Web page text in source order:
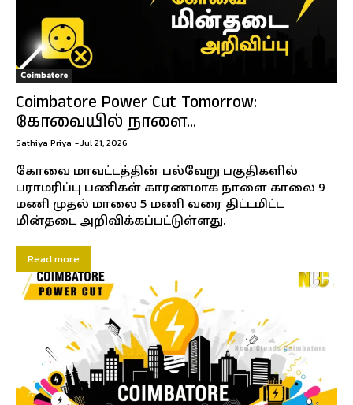
Coimbatore
Coimbatore Power Cut Tomorrow:
கோவையில் நாளை...
Sathiya Priya -Jul 21, 2026
கோவை மாவட்டத்தின் பல்வேறு பகுதிகளில்
பராமரிப்பு பணிகள் காரணமாக நாளை காலை 9
மணி முதல் மாலை 5 மணி வரை திட்டமிட்ட
மின்தடை அறிவிக்கப்பட்டுள்ளது.
Read more